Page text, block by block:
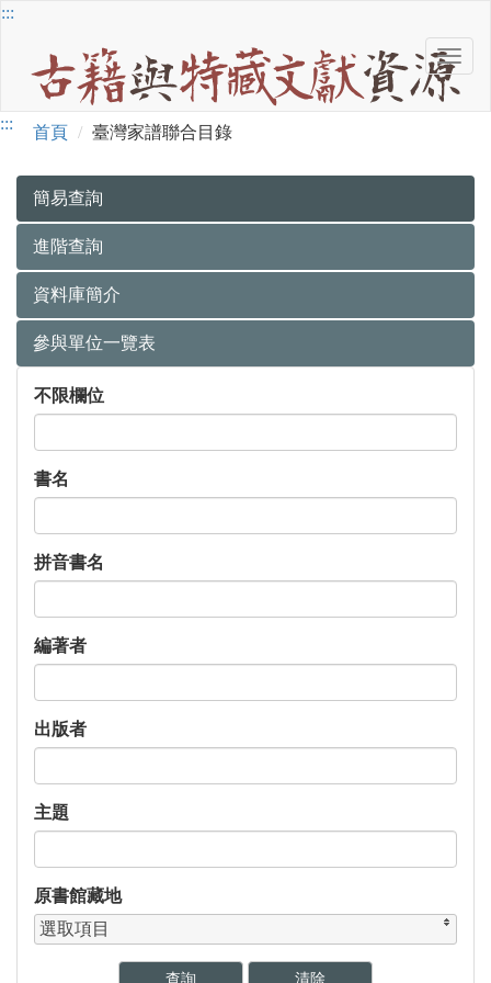
跳
內
容
:::
古
與
特
文
獻
資
源
:::
臺
家
譜
聯
合
目
錄
首頁 臺灣家譜聯合目錄
簡易查詢
進階查詢
資料庫簡介
參與單位一覽表
簡
易
查
詢
不限欄位
書名
拼音書名
編著者
出版者
主題
原書館藏地
選取項目